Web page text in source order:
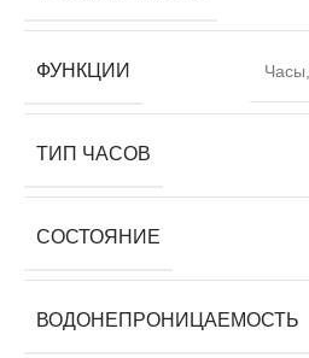
ФУНКЦИИ
ТИП ЧАСОВ
СОСТОЯНИЕ
ВОДОНЕПРОНИЦАЕМОСТЬ